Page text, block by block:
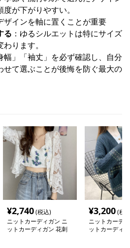
が下がりやすい。
ザインを軸に置くことが重要
る ：ゆるシルエットは特にサイズ
ります。
」「袖丈」を必ず確認し、自分
せて選ぶことが後悔を防ぐ最大の
¥2,740(税込)
ニットカーディガン ニ
ットカーディガン 花刺
¥3,200(税
ニットカーデ
ットカーディ